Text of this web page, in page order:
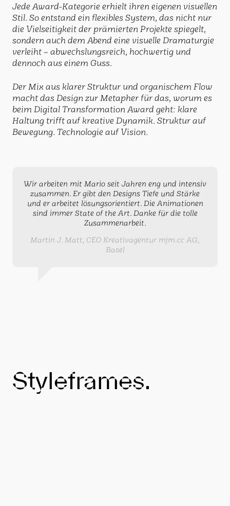
Jede Award-Kategorie erhielt ihren eigenen visuellen
Stil. So entstand ein flexibles System, das nicht nur
die Vielseitigkeit der prämierten Projekte spiegelt,
sondern auch dem Abend eine visuelle Dramaturgie
verleiht – abwechslungsreich, hochwertig und
dennoch aus einem Guss.
Der Mix aus klarer Struktur und organischem Flow
macht das Design zur Metapher für das, worum es
beim Digital Transformation Award geht: klare
Haltung trifft auf kreative Dynamik. Struktur auf
Bewegung. Technologie auf Vision.
Wir arbeiten mit Mario seit Jahren eng und intensiv
zusammen. Er gibt den Designs Tiefe und Stärke
und er arbeitet lösungsorientiert. Die Animationen
sind immer State of the Art. Danke für die tolle
Zusammenarbeit.
Martin J. Matt, CEO Kreativagentur mjm.cc AG,
Basel
Styleframes.